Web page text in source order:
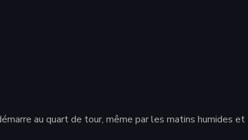
au quart de tour, même par les matins humides et